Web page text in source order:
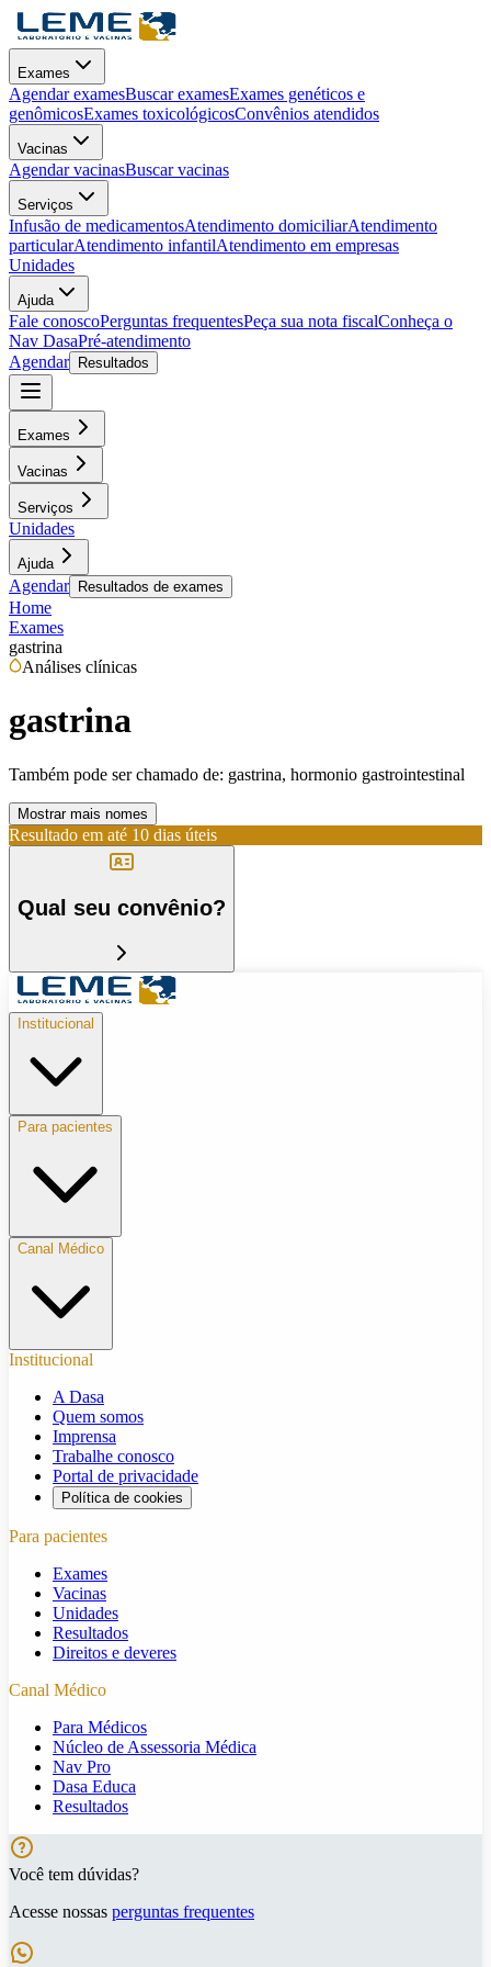
Exames
Agendar examesBuscar examesExames genéticos e
genômicosExames toxicológicosConvênios atendidos
Vacinas
Agendar vacinasBuscar vacinas
Serviços
Infusão de medicamentosAtendimento domiciliarAtendimento
particularAtendimento infantilAtendimento em empresas
Unidades
Ajuda
Fale conoscoPerguntas frequentesPeça sua nota fiscalConheça o
Nav DasaPré-atendimento
Agendar
Resultados
Exames
Vacinas
Serviços
Unidades
Ajuda
Agendar Resultados de exames
Home
Exames
gastrina
Análises clínicas
gastrina
Também pode ser chamado de: gastrina, hormonio gastrointestinal
Mostrar mais nomes
Resultado em até 10 dias úteis
Qual seu convênio?
Institucional
Para pacientes
Canal Médico
Institucional
A Dasa
Quem somos
Imprensa
Trabalhe conosco
Portal de privacidade
Política de cookies
Para pacientes
Exames
Vacinas
Unidades
Resultados
Direitos e deveres
Canal Médico
Para Médicos
Núcleo de Assessoria Médica
Nav Pro
Dasa Educa
Resultados
Você tem dúvidas?
Acesse nossas perguntas frequentes